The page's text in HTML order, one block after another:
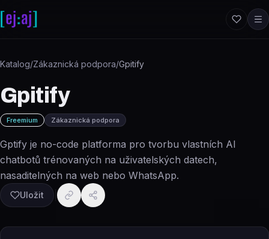
Katalog/Zákaznická podpora/Gpitify
Gpitify
Freemium Zákaznická podpora
Gptify je no-code platforma pro tvorbu vlastních AI
chatbotů trénovaných na uživatelských datech,
nasaditelných na web nebo WhatsApp.
Uložit